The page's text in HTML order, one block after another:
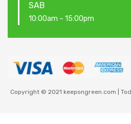
SAB
10:00am – 15:00pm
Copyright © 2021 keepongreen.com |